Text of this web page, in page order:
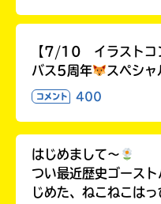
【7/10 イラストコ
バス5周年
スペシャ
コメント 400
はじめまして〜
つい最近歴史ゴース
じめた、ねこねこはっ